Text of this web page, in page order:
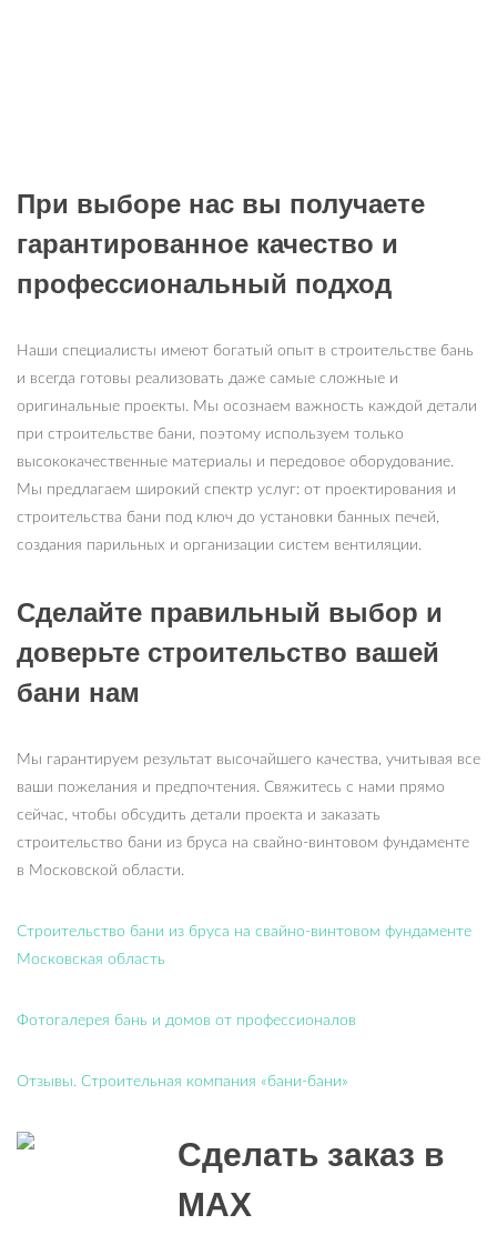
При выборе нас вы получаете
гарантированное качество и
профессиональный подход
Наши специалисты имеют богатый опыт в строительстве бань
и всегда готовы реализовать даже самые сложные и
оригинальные проекты. Мы осознаем важность каждой детали
при строительстве бани, поэтому используем только
высококачественные материалы и передовое оборудование.
Мы предлагаем широкий спектр услуг: от проектирования и
строительства бани под ключ до установки банных печей,
создания парильных и организации систем вентиляции.
Сделайте правильный выбор и
доверьте строительство вашей
бани нам
Мы гарантируем результат высочайшего качества, учитывая все
ваши пожелания и предпочтения. Свяжитесь с нами прямо
сейчас, чтобы обсудить детали проекта и заказать
строительство бани из бруса на свайно-винтовом фундаменте
в Московской области.
Строительство бани из бруса на свайно-винтовом фундаменте
Московская область
Фотогалерея бань и домов от профессионалов
Отзывы. Строительная компания «бани-бани»
Сделать заказ в
MAX